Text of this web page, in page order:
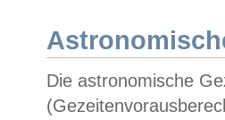
Die astronomische